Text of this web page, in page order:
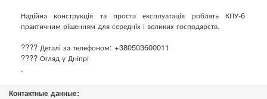
Надійна конструкція та проста експлуатація роблять КПУ-6
практичним рішенням для середніх і великих господарств.
???? Деталі за телефоном: +380503600011
???? Огляд у Дніпрі
.
Контактные данные: